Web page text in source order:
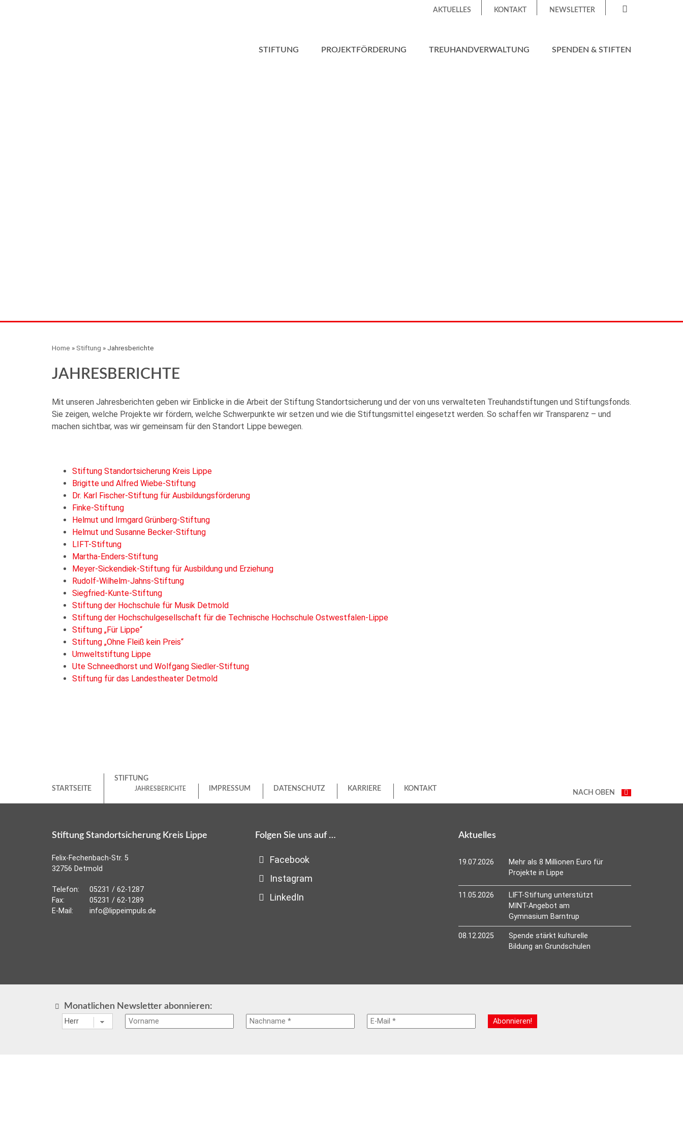
AKTUELLES KONTAKT NEWSLETTER
STIFTUNG PROJEKTFÖRDERUNG TREUHANDVERWALTUNG SPENDEN & STIFTEN
Home » Stiftung » Jahresberichte
JAHRESBERICHTE
Mit unseren Jahresberichten geben wir Einblicke in die Arbeit der Stiftung Standortsicherung und der von uns verwalteten Treuhandstiftungen und Stiftungsfonds.
Sie zeigen, welche Projekte wir fördern, welche Schwerpunkte wir setzen und wie die Stiftungsmittel eingesetzt werden. So schaffen wir Transparenz – und
machen sichtbar, was wir gemeinsam für den Standort Lippe bewegen.
Stiftung Standortsicherung Kreis Lippe
Brigitte und Alfred Wiebe-Stiftung
Dr. Karl Fischer-Stiftung für Ausbildungsförderung
Finke-Stiftung
Helmut und Irmgard Grünberg-Stiftung
Helmut und Susanne Becker-Stiftung
LIFT-Stiftung
Martha-Enders-Stiftung
Meyer-Sickendiek-Stiftung für Ausbildung und Erziehung
Rudolf-Wilhelm-Jahns-Stiftung
Siegfried-Kunte-Stiftung
Stiftung der Hochschule für Musik Detmold
Stiftung der Hochschulgesellschaft für die Technische Hochschule Ostwestfalen-Lippe
Stiftung „Für Lippe“
Stiftung „Ohne Fleiß kein Preis“
Umweltstiftung Lippe
Ute Schneedhorst und Wolfgang Siedler-Stiftung
Stiftung für das Landestheater Detmold
STARTSEITE
STIFTUNG
JAHRESBERICHTE IMPRESSUM DATENSCHUTZ KARRIERE KONTAKT
NACH OBEN
Stiftung Standortsicherung Kreis Lippe
Felix-Fechenbach-Str. 5
32756 Detmold
Telefon:
05231 / 62-1287
Fax:
05231 / 62-1289
E-Mail:
info@lippeimpuls.de
Folgen Sie uns auf …
Facebook
Instagram
LinkedIn
Aktuelles
19.07.2026
Mehr als 8 Millionen Euro für
Projekte in Lippe
11.05.2026
LIFT-Stiftung unterstützt
MINT-Angebot am
Gymnasium Barntrup
08.12.2025
Spende stärkt kulturelle
Bildung an Grundschulen
Monatlichen Newsletter abonnieren: